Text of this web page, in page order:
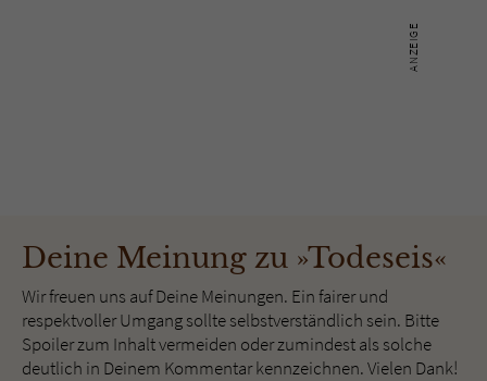
Deine Meinung zu »Todeseis«
Wir freuen uns auf Deine Meinungen. Ein fairer und
respektvoller Umgang sollte selbstverständlich sein. Bitte
Spoiler zum Inhalt vermeiden oder zumindest als solche
deutlich in Deinem Kommentar kennzeichnen. Vielen Dank!